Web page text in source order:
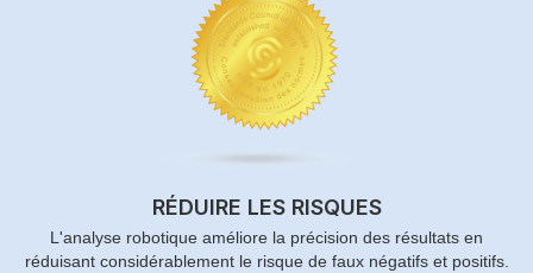
RÉDUIRE LES RISQUES
L'analyse robotique améliore la précision des résultats en
réduisant considérablement le risque de faux négatifs et positifs.